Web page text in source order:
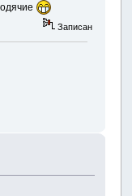
Записан